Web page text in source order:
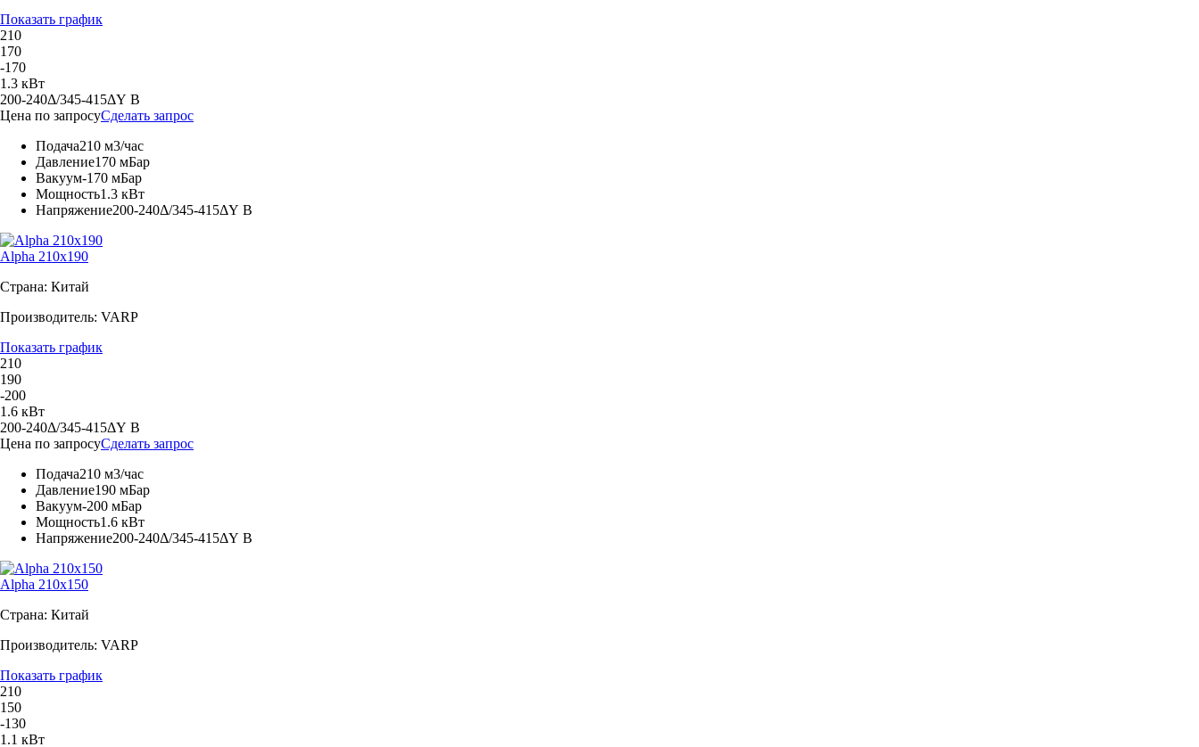
Показать график
210
170
-170
1.3 кВт
200-240Δ/345-415ΔY В
Цена по запросуСделать запрос
Подача210 м3/час
Давление170 мБар
Вакуум-170 мБар
Мощность1.3 кВт
Напряжение200-240Δ/345-415ΔY В
Alpha 210x190
Страна: Китай
Производитель: VARP
Показать график
210
190
-200
1.6 кВт
200-240Δ/345-415ΔY В
Цена по запросуСделать запрос
Подача210 м3/час
Давление190 мБар
Вакуум-200 мБар
Мощность1.6 кВт
Напряжение200-240Δ/345-415ΔY В
Alpha 210x150
Страна: Китай
Производитель: VARP
Показать график
210
150
-130
1.1 кВт